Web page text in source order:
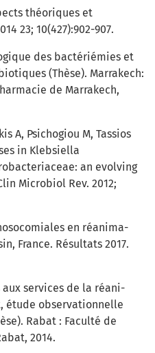
théoriques et
23; 10(427):902-907.
des bactériémies et
(Thèse). Marrakech:
de Marrakech,
A, Psichogiou M, Tassios
in Klebsiella
an evolving
Microbiol Rev. 2012;
en réanima-
France. Résultats 2017.
services de la réani-
étude observationnelle
Rabat : Faculté de
2014.